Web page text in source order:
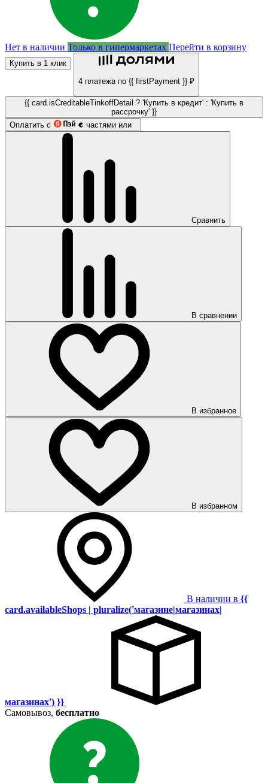
Нет в наличии Только в гипермаркетах Перейти в корзину
Купить в 1 клик
4 платежа по {{ firstPayment }} ₽
{{ card.isCreditableTinkoffDetail ? 'Купить в кредит' : 'Купить в
рассрочку' }}
Оплатить с
частями или
Сравнить
В сравнении
В избранное
В избранном
В наличии в {{
card.availableShops | pluralize('магазине|магазинах|
магазинах') }}
Самовывоз, бесплатно